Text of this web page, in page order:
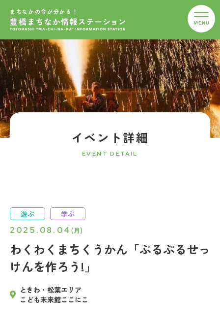
まちなかの今が分かる！
イベント詳細
EVENT DETAIL
わくわくまちくうかん「ぷるぷるせっ
けんを作ろう!」
2025.08.04 (月)
遊ぶ 学ぶ
ときわ・松葉エリア
こども未来館ここにこ